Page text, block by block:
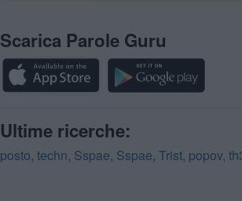
Scarica Parole Guru
Ultime ricerche:
posto, techn, Sspae, Sspae, Trist, popov,